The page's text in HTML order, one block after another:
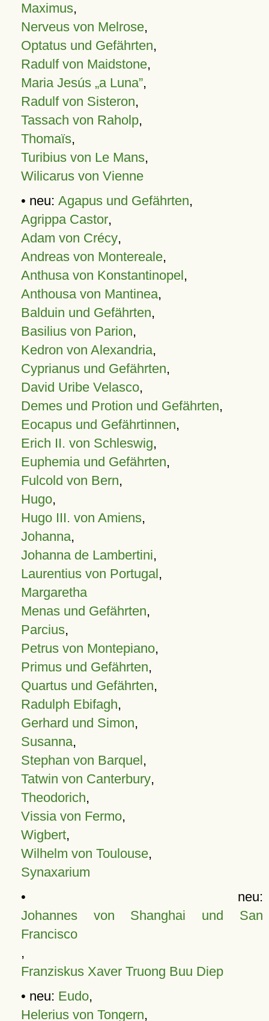
Maximus,
Nerveus von Melrose,
Optatus und Gefährten,
Radulf von Maidstone,
Maria Jesús „a Luna”,
Radulf von Sisteron,
Tassach von Raholp,
Thomaïs,
Turibius von Le Mans,
Wilicarus von Vienne
• neu: Agapus und Gefährten,
Agrippa Castor,
Adam von Crécy,
Andreas von Montereale,
Anthusa von Konstantinopel,
Anthousa von Mantinea,
Balduin und Gefährten,
Basilius von Parion,
Kedron von Alexandria,
Cyprianus und Gefährten,
David Uribe Velasco,
Demes und Protion und Gefährten,
Eocapus und Gefährtinnen,
Erich II. von Schleswig,
Euphemia und Gefährten,
Fulcold von Bern,
Hugo,
Hugo III. von Amiens,
Johanna,
Johanna de Lambertini,
Laurentius von Portugal,
Margaretha
Menas und Gefährten,
Parcius,
Petrus von Montepiano,
Primus und Gefährten,
Quartus und Gefährten,
Radulph Ebifagh,
Gerhard und Simon,
Susanna,
Stephan von Barquel,
Tatwin von Canterbury,
Theodorich,
Vissia von Fermo,
Wigbert,
Wilhelm von Toulouse,
Synaxarium
• neu:
Johannes von Shanghai und San
Francisco
,
Franziskus Xaver Truong Buu Diep
• neu: Eudo,
Helerius von Tongern,